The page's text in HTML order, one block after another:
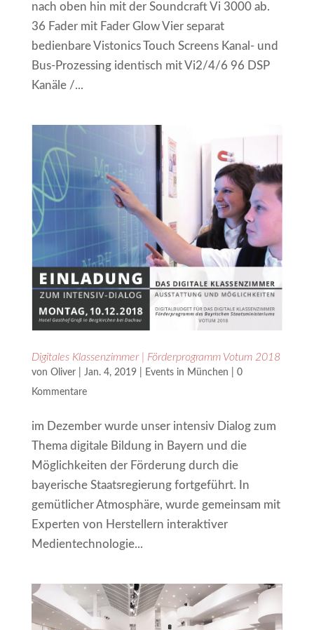
nach oben hin mit der Soundcraft Vi 3000 ab.
36 Fader mit Fader Glow Vier separat
bedienbare Vistonics Touch Screens Kanal- und
Bus-Prozessing identisch mit Vi2/4/6 96 DSP
Kanäle /...
Digitales Klassenzimmer | Förderprogramm Votum 2018
von Oliver| Jan. 4, 2019| Events in München
0
Kommentare
im Dezember wurde unser intensiv Dialog zum
Thema digitale Bildung in Bayern und die
Möglichkeiten der Förderung durch die
bayerische Staatsregierung fortgeführt. In
gemütlicher Atmosphäre, wurde gemeinsam mit
Experten von Herstellern interaktiver
Medientechnologie...